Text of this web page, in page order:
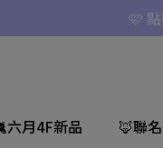
🩷
六月4F新品 🦊聯